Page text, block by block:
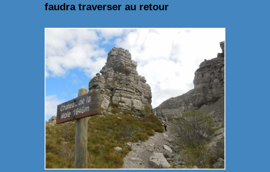
faudra traverser au retour